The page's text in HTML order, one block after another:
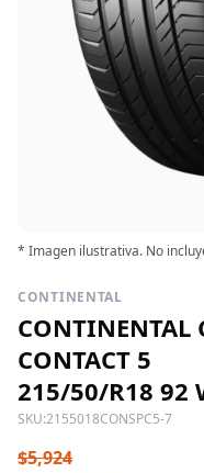
* Imagen ilustrativa. No
CONTINENTAL
CONTINENTAL
CONTACT 5
215/50/R18 92
SKU:2155018CONSPC5-7
$5,924